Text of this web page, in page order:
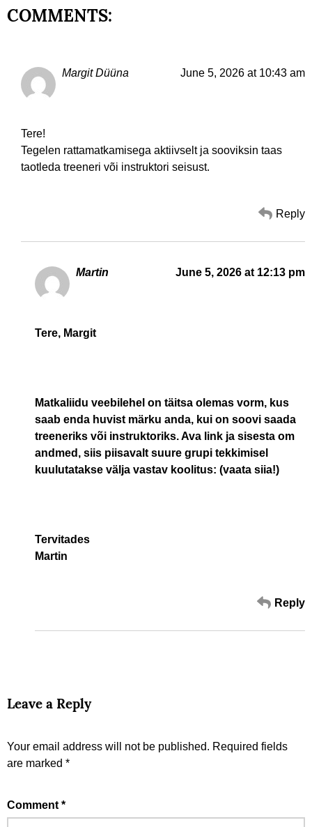
COMMENTS:
Margit Düüna June 5, 2026 at 10:43 am
Tere!
Tegelen rattamatkamisega aktiivselt ja sooviksin taas
taotleda treeneri või instruktori seisust.
Reply
Martin June 5, 2026 at 12:13 pm
Tere, Margit
Matkaliidu veebilehel on täitsa olemas vorm, kus
saab enda huvist märku anda, kui on soovi saada
treeneriks või instruktoriks. Ava link ja sisesta om
andmed, siis piisavalt suure grupi tekkimisel
kuulutatakse välja vastav koolitus: (vaata siia!)
Tervitades
Martin
Reply
Leave a Reply
Your email address will not be published. Required fields
are marked *
Comment *